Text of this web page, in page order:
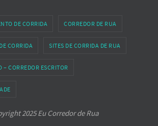
DE CORRIDA CORREDOR DE RUA
CORRIDA SITES DE CORRIDA DE RUA
– CORREDOR ESCRITOR
2025 Eu Corredor de Rua